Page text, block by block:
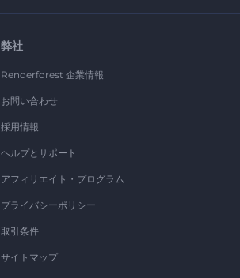
弊社
Renderforest 企業情報
お問い合わせ
採用情報
ヘルプとサポート
アフィリエイト・プログラム
プライバシーポリシー
取引条件
サイトマップ